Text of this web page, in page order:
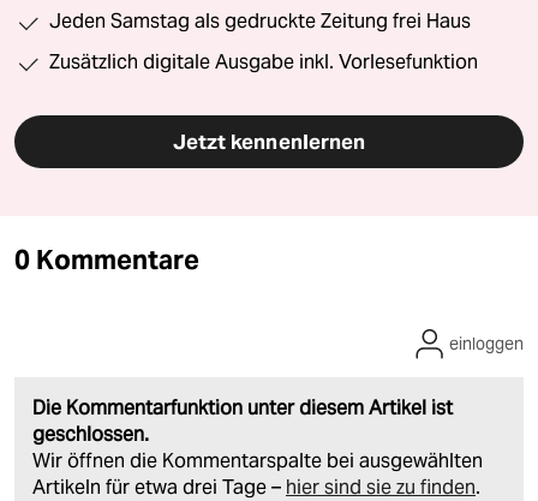
Jeden Samstag als gedruckte Zeitung frei Haus
Zusätzlich digitale Ausgabe inkl. Vorlesefunktion
Jetzt kennenlernen
0 Kommentare
Die Kommentarfunktion unter diesem Artikel ist
geschlossen.
Wir öffnen die Kommentarspalte bei ausgewählten
Artikeln für etwa drei Tage – hier sind sie zu finden.
einloggen